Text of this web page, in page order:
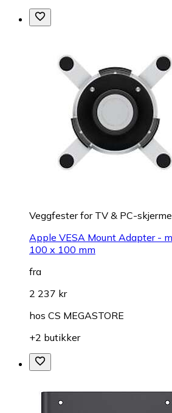
Veggfester for TV & PC-
Apple VESA Mount Adapter -
100 x 100 mm
fra
2 237 kr
hos CS MEGASTORE
+2 butikker